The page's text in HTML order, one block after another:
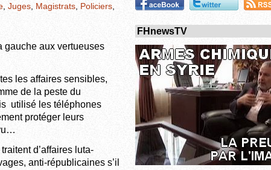
Juges Magistrats Policiers
gauche aux vertueuses
les affaires sensibles,
de la peste du
utilisé les téléphones
protéger leurs
d’affaires luta-
anti-républicaines s’il
FHnewsTV